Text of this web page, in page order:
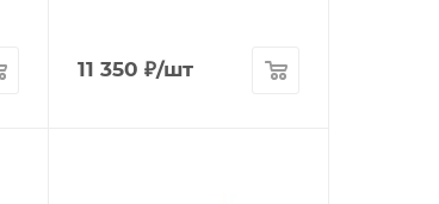
11 350 ₽/шт